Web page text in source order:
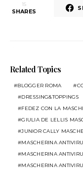
15
SHARES
Related Topics
BLOGGER ROMA
DRESSING&TOPPINGS
FEDEZ CON LA
GIULIA DE LELLIS
JUNIOR CALLY
MASCHERINA
MASCHERINA
MASCHERINA